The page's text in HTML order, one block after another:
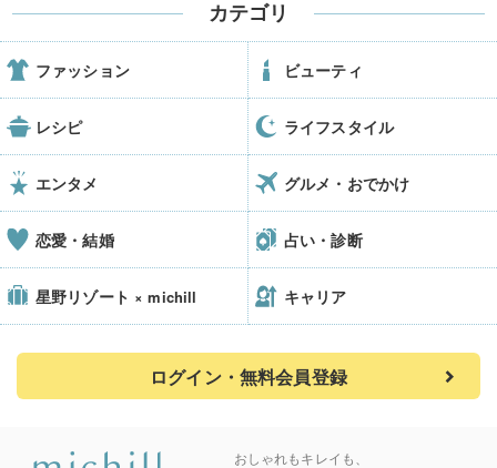
カテゴリ
ファッション ビューティ
レシピ ライフスタイル
エンタメ グルメ・おでかけ
恋愛・結婚 占い・診断
星野リゾート × michill キャリア
ログイン・無料会員登録
おしゃれもキレイも、